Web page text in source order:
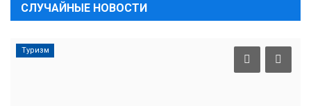
СЛУЧАЙНЫЕ НОВОСТИ
Туризм